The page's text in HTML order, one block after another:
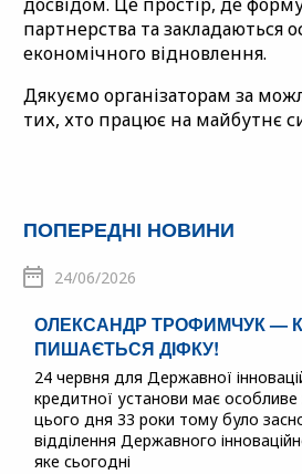
партнерства та закладаються
економічного відновлення.
Дякуємо організаторам за
тих, хто працює на майбутнє
ПОПЕРЕДНІ НОВИНИ
24/06/2026
ОЛЕКСАНДР ТРОФИМЧУК —
ПИШАЄТЬСЯ ДІФКУ!
24 червня для Державної
кредитної установи має
цього дня 33 роки тому було
відділення Державного
яке сьогодні